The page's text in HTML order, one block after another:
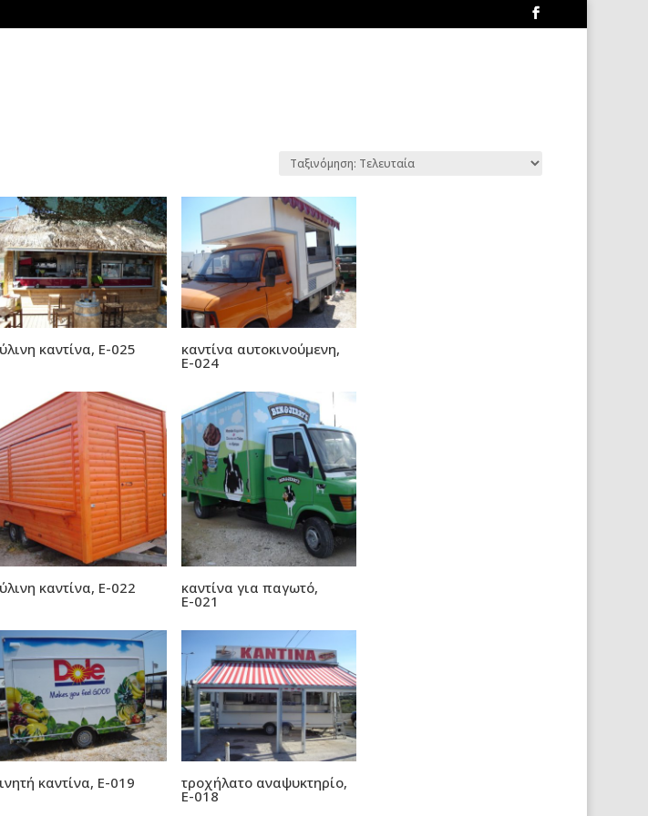
καντίνα, Е-025 καντίνα αυτοκινούμενη,
Ε-024
καντίνα, Е-022
καντίνα για παγωτό,
Ε-021
καντίνα, E-019 τροχήλατο αναψυκτηρίο,
E-018